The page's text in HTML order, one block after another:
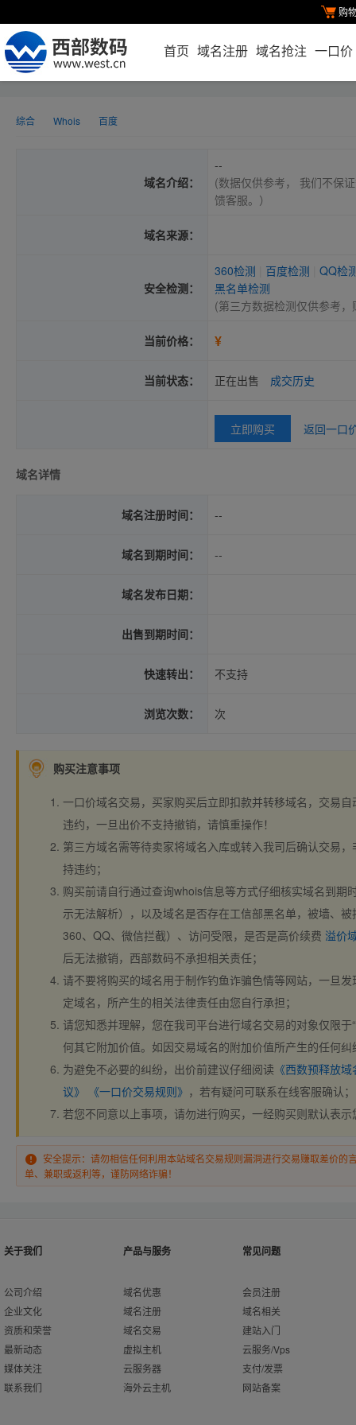
购
首页 域名注册 域名抢注 一口价
综合 Whois 百度
域名介绍：
--
(数据仅供参考， 我们不保
馈客服。）
域名来源：
安全检测：
360检测 百度检测
QQ检
黑名单检测
(第三方数据检测仅供参考
当前价格： ¥
当前状态： 正在出售 成交历史
立即购买 返回一口
域名详情
域名注册时间： --
域名到期时间： --
域名发布日期：
出售到期时间：
快速转出： 不支持
浏览次数： 次
购买注意事项
一口价域名交易，买家购买后立即扣款并转移域名，交易
违约，一旦出价不支持撤销，请慎重操作！
第三方域名需等待卖家将域名入库或转入我司后确认交易
持违约；
购买前请自行通过查询whois信息等方式仔细核实域名到期
示无法解析），以及域名是否存在工信部黑名单，被墙、
360、QQ、微信拦截）、访问受限，是否是高价续费 溢价
后无法撤销，西部数码不承担相关责任；
请不要将购买的域名用于制作钓鱼诈骗色情等网站，一旦
定域名，所产生的相关法律责任由您自行承担；
请您知悉并理解，您在我司平台进行域名交易的对象仅限于
何其它附加价值。如因交易域名的附加价值所产生的任何
为避免不必要的纠纷，出价前建议仔细阅读 《西数预释放
议》
《一口价交易规则》 ，若有疑问可联系在线客服确认；
若您不同意以上事项，请勿进行购买，一经购买则默认表
安全提示：请勿相信任何利用本站域名交易规则漏洞进行交易赚取差价的
单、兼职或返利等，谨防网络诈骗！
关于我们
公司介绍
企业文化
资质和荣誉
最新动态
媒体关注
联系我们
产品与服务
域名优惠
域名注册
域名交易
虚拟主机
云服务器
海外云主机
常见问题
会员注册
域名相关
建站入门
云服务/Vps
支付/发票
网站备案